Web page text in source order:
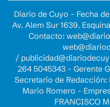
Diario de Cuyo - Fecha
Av. Alem Sur 1639.
Contacto:
/
264 5045343 - Gerente
Secretario de
Mario Romero -
FRANCISCO